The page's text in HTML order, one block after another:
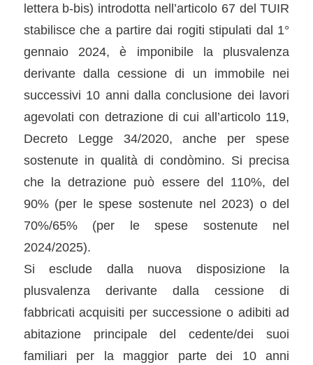
lettera b-bis) introdotta nell’articolo 67 del TUIR
stabilisce che a partire dai rogiti stipulati dal 1°
gennaio 2024, è imponibile la plusvalenza
derivante dalla cessione di un immobile nei
successivi 10 anni dalla conclusione dei lavori
agevolati con detrazione di cui all’articolo 119,
Decreto Legge 34/2020, anche per spese
sostenute in qualità di condòmino. Si precisa
che la detrazione può essere del 110%, del
90% (per le spese sostenute nel 2023) o del
70%/65% (per le spese sostenute nel
2024/2025).
Si esclude dalla nuova disposizione la
plusvalenza derivante dalla cessione di
fabbricati acquisiti per successione o adibiti ad
abitazione principale del cedente/dei suoi
familiari per la maggior parte dei 10 anni